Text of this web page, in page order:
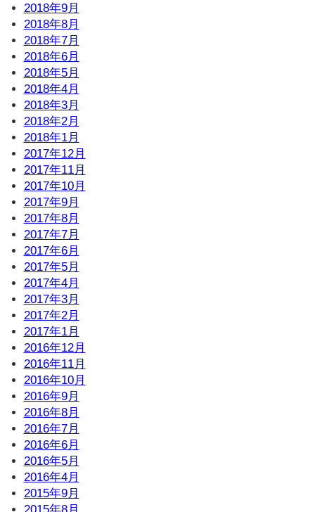
2018年9月
2018年8月
2018年7月
2018年6月
2018年5月
2018年4月
2018年3月
2018年2月
2018年1月
2017年12月
2017年11月
2017年10月
2017年9月
2017年8月
2017年7月
2017年6月
2017年5月
2017年4月
2017年3月
2017年2月
2017年1月
2016年12月
2016年11月
2016年10月
2016年9月
2016年8月
2016年7月
2016年6月
2016年5月
2016年4月
2015年9月